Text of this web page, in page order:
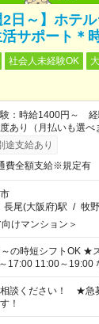
2日～】ホテ
サポート＊
社会人未経験OK
：時給1400円～
あり（月払いも選
払いとなります。
途支給あり
費全額支給※規定有
長尾(大阪府)駅 / 牧
向けマンション＞
OK ★スタート時間選べます！ 7:00～
11:00～19:00 など 残業
仕事と合わせ週40
づき、週20時間以
労働者派遣法（日雇
間の就業はご案内が
相談ください！ ★
！